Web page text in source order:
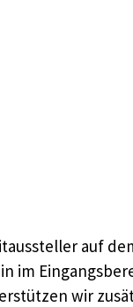
auf
im
wir